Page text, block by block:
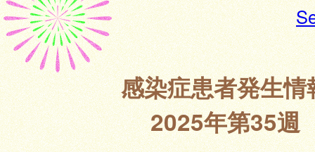
感染症患者発生情
2025年第35週